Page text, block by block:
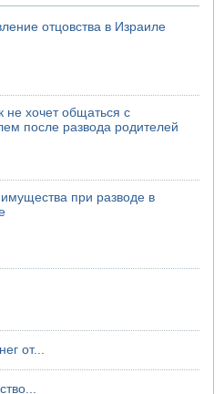
погиб велосипедист
о нападении хуситов
отцовства в Израиле
не хочет общаться с
после развода родителей
при разводе в
от...